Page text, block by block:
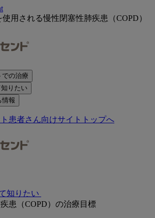
用される慢性閉塞性肺疾患（COPD）
での治療
りたい
情報
患者さん向けサイトトップへ
知りたい
患（COPD）の治療目標